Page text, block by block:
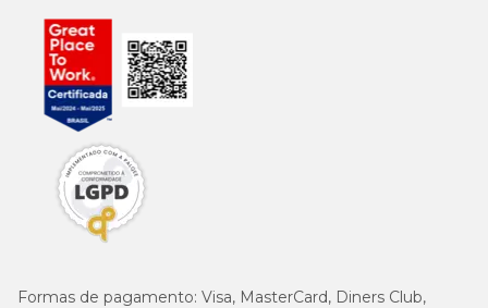
Formas de pagamento: Visa, MasterCard, Diners Club,